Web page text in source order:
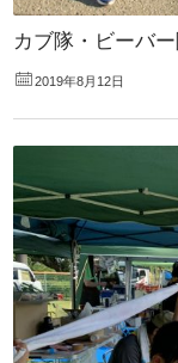
カブ隊・ビーバ
2019年8月12日